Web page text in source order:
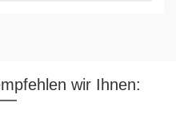
wir Ihnen: